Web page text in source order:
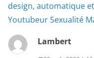
design, automatique
Youtubeur Sexualité
Lambert